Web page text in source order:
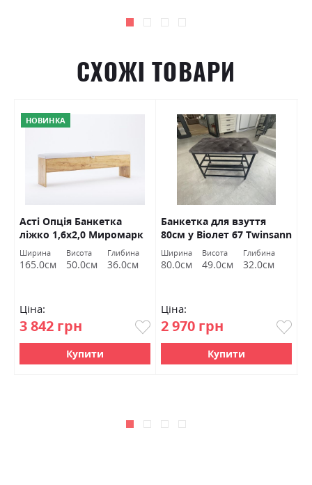
СХОЖІ ТОВАРИ
НОВИНКА
Асті Опція Банкетка
ліжко 1,6х2,0 Миромарк
Ширина
165.0см
Висота
50.0см
Глибина
36.0см
Ціна:
3 842 грн
Купити
Банкетка для взуття
80см у Віолет 67 Twinsann
Ширина
80.0см
Висота
49.0см
Глибина
32.0см
Ціна:
2 970 грн
Купити